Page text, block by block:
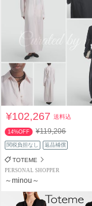
¥102,267送料込
14%OFF ¥119,206
関税負担なし 返品補償
TOTEME
PERSONAL SHOPPER
～minou～